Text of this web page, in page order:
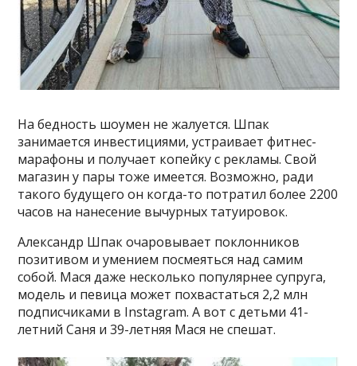
На бедность шоумен не жалуется. Шпак
занимается инвестициями, устраивает фитнес-
марафоны и получает копейку с рекламы. Свой
магазин у пары тоже имеется. Возможно, ради
такого будущего он когда-то потратил более 2200
часов на нанесение вычурных татуировок.
Александр Шпак очаровывает поклонников
позитивом и умением посмеяться над самим
собой. Мася даже несколько популярнее супруга,
модель и певица может похвастаться 2,2 млн
подписчиками в Instagram. А вот с детьми 41-
летний Саня и 39-летняя Мася не спешат.